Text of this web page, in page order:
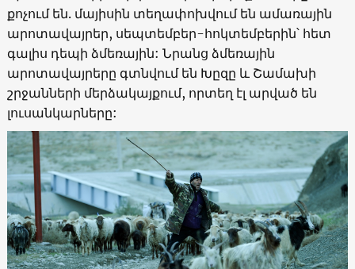
քոչում են. մայիսին տեղափոխվում են ամառային
արոտավայրեր, սեպտեմբեր-հոկտեմբերին՝ հետ
գալիս դեպի ձմեռային: Նրանց ձմեռային
արոտավայրերը գտնվում են Խըզը և Շամախի
շրջանների մերձակայքում, որտեղ էլ արված են
լուսանկարները: